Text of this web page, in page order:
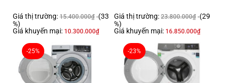
Giá thị trường: 15.400.000₫ (33
%)
Giá khuyến mại: 10.300.000₫
Giá thị trường: 23.800.000₫ (29
%)
Giá khuyến mại: 16.850.000₫
-25% -23%